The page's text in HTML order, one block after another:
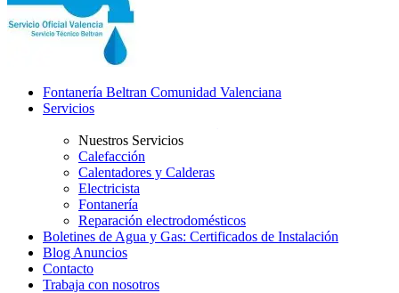
Fontanería Beltran Comunidad Valenciana
Servicios
Nuestros Servicios
Calefacción
Calentadores y Calderas
Electricista
Fontanería
Reparación electrodomésticos
Boletines de Agua y Gas: Certificados de Instalación
Blog Anuncios
Contacto
Trabaja con nosotros